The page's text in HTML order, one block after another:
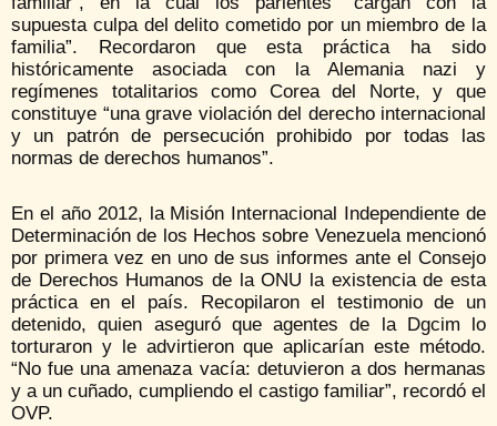
supuesta culpa del delito cometido por un miembro de la
familia”. Recordaron que esta práctica ha sido
históricamente asociada con la Alemania nazi y
regímenes totalitarios como Corea del Norte, y que
constituye “una grave violación del derecho internacional
y un patrón de persecución prohibido por todas las
normas de derechos humanos”.
En el año 2012, la Misión Internacional Independiente de
Determinación de los Hechos sobre Venezuela mencionó
por primera vez en uno de sus informes ante el Consejo
de Derechos Humanos de la ONU la existencia de esta
práctica en el país. Recopilaron el testimonio de un
detenido, quien aseguró que agentes de la Dgcim lo
torturaron y le advirtieron que aplicarían este método.
“No fue una amenaza vacía: detuvieron a dos hermanas
y a un cuñado, cumpliendo el castigo familiar”, recordó el
OVP.